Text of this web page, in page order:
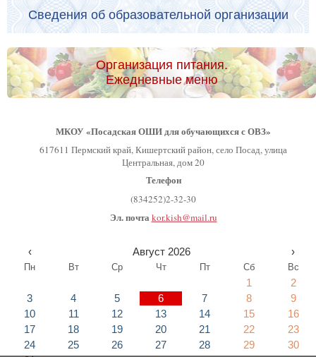
Сведения об образовательной организации
Организация питания.
Ежедневные меню
МКОУ «Посадская ОШИ для обучающихся с ОВЗ»
617611 Пермский край, Кишертский район, село Посад, улица
Центральная, дом 20
Телефон
(834252)2-32-30
Эл. почта kor.kish@mail.ru
‹ Август 2026 ›
Пн Вт Ср Чт Пт Сб Вс
1
2
3
4 5 6 7 8
9
10
11 12 13 14 15
16
17
18 19 20 21 22
23
24
25 26 27 28 29
30